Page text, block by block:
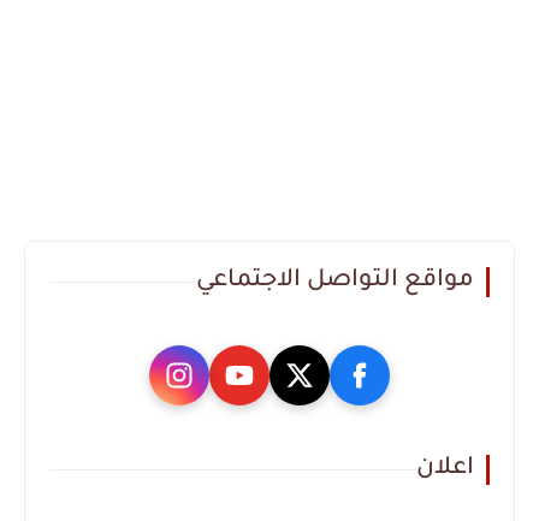
مواقع التواصل الاجتماعي
اعلان